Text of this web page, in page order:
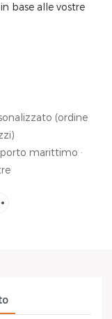
base alle vostre
(ordine
marittimo ·